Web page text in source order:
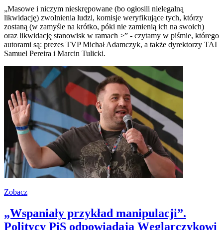
„Masowe i niczym nieskrępowane (bo ogłosili nielegalną
likwidację) zwolnienia ludzi, komisje weryfikujące tych, którzy
zostaną (w zamyśle na krótko, póki nie zamienią ich na swoich)
oraz likwidację stanowisk w ramach >” - czytamy w piśmie, którego
autorami są: prezes TVP Michał Adamczyk, a także dyrektorzy TAI
Samuel Pereira i Marcin Tulicki.
Zobacz
„Wspaniały przykład manipulacji”.
Politycy PiS odpowiadają Węglarczykowi